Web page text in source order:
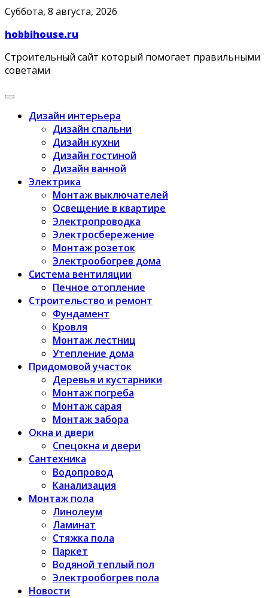
Skip
content
Суббота, 8 августа, 2026
hobbihouse.ru
Строительный сайт который помогает правильными
советами
Дизайн интерьера
Дизайн спальни
Дизайн кухни
Дизайн гостиной
Дизайн ванной
Электрика
Монтаж выключателей
Освещение в квартире
Электропроводка
Электросбережение
Монтаж розеток
Электрообогрев дома
Система вентиляции
Печное отопление
Строительство и ремонт
Фундамент
Кровля
Монтаж лестниц
Утепление дома
Придомовой участок
Деревья и кустарники
Монтаж погреба
Монтаж сарая
Монтаж забора
Окна и двери
Спецокна и двери
Сантехника
Водопровод
Канализация
Монтаж пола
Линолеум
Ламинат
Стяжка пола
Паркет
Водяной теплый пол
Электрообогрев пола
Новости